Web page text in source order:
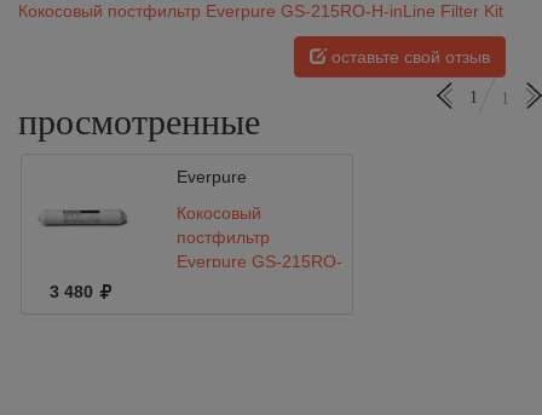
Кокосовый постфильтр Everpure GS-215RO-H-inLine Filter Kit
оставьте свой отзыв
просмотренные
1 1
Everpure
Кокосовый
постфильтр
Everpure GS-215RO-
3 480